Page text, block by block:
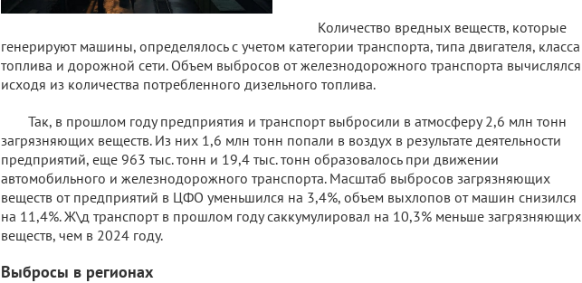
Количество вредных веществ, которые
генерируют машины, определялось с учетом категории транспорта, типа двигателя, класса
топлива и дорожной сети. Объем выбросов от железнодорожного транспорта вычислялся
исходя из количества потребленного дизельного топлива.
Так, в прошлом году предприятия и транспорт выбросили в атмосферу 2,6 млн тонн
загрязняющих веществ. Из них 1,6 млн тонн попали в воздух в результате деятельности
предприятий, еще 963 тыс. тонн и 19,4 тыс. тонн образовалось при движении
автомобильного и железнодорожного транспорта. Масштаб выбросов загрязняющих
веществ от предприятий в ЦФО уменьшился на 3,4%, объем выхлопов от машин снизился
на 11,4%. Ж\д транспорт в прошлом году саккумулировал на 10,3% меньше загрязняющих
веществ, чем в 2024 году.
Выбросы в регионах